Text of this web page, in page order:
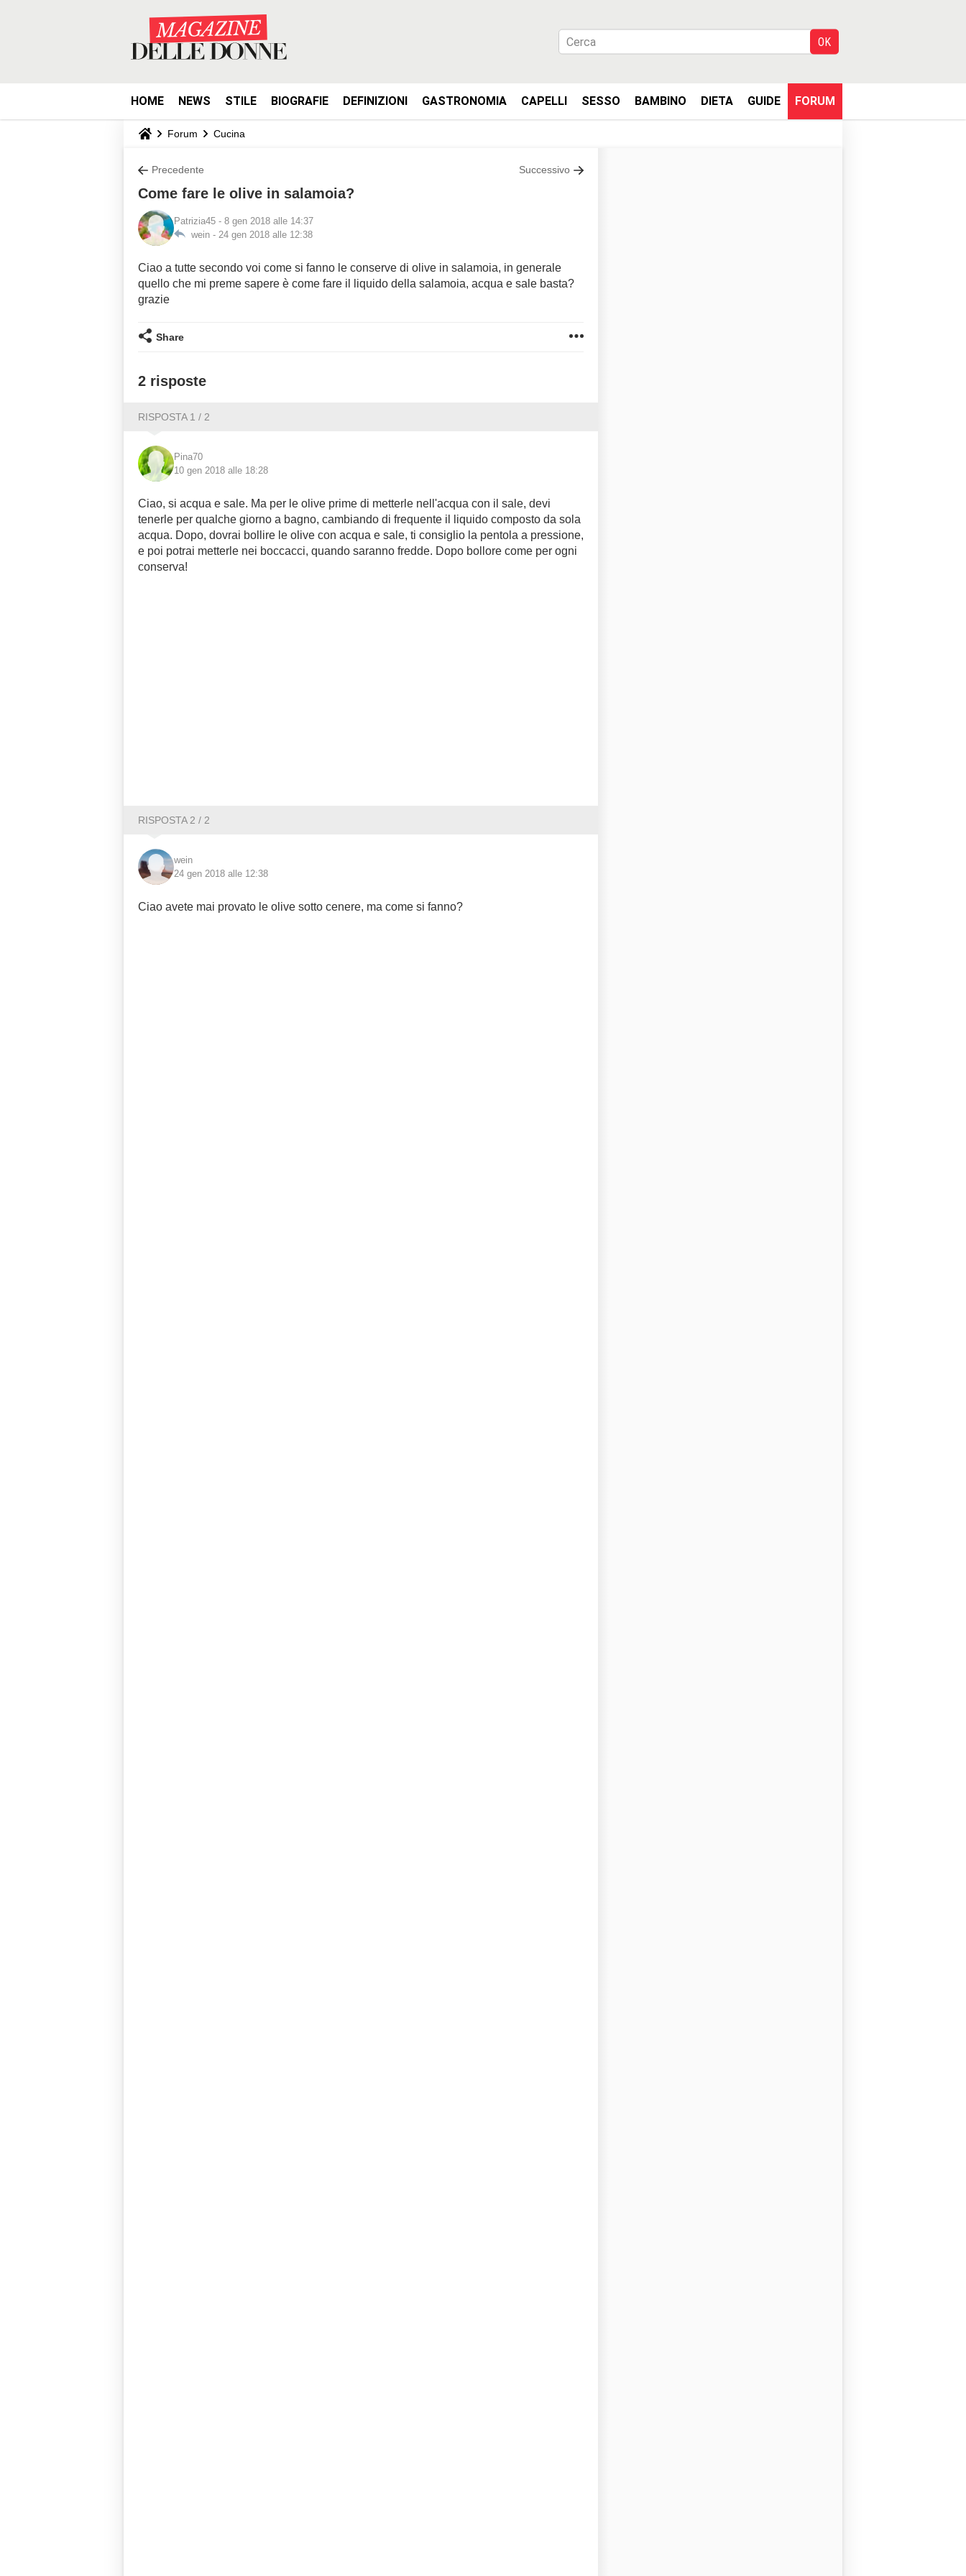
HOME NEWS STILE BIOGRAFIE DEFINIZIONI GASTRONOMIA CAPELLI SESSO BAMBINO DIETA GUIDE FORUM
Forum Cucina
Precedente Successivo
Come fare le olive in salamoia?
Patrizia45 - 8 gen 2018 alle 14:37
wein - 24 gen 2018 alle 12:38
Ciao a tutte secondo voi come si fanno le conserve di olive in salamoia, in generale
quello che mi preme sapere è come fare il liquido della salamoia, acqua e sale basta?
grazie
Share
2 risposte
RISPOSTA 1 / 2
Pina70
10 gen 2018 alle 18:28
Ciao, si acqua e sale. Ma per le olive prime di metterle nell'acqua con il sale, devi
tenerle per qualche giorno a bagno, cambiando di frequente il liquido composto da sola
acqua. Dopo, dovrai bollire le olive con acqua e sale, ti consiglio la pentola a pressione,
e poi potrai metterle nei boccacci, quando saranno fredde. Dopo bollore come per ogni
conserva!
RISPOSTA 2 / 2
wein
24 gen 2018 alle 12:38
Ciao avete mai provato le olive sotto cenere, ma come si fanno?